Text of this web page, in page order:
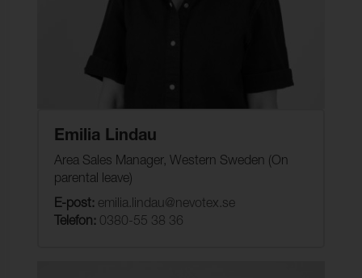
Emilia Lindau
Area Sales Manager, Western Sweden (On
parental leave)
E-post: emilia.lindau@nevotex.se
Telefon: 0380-55 38 36